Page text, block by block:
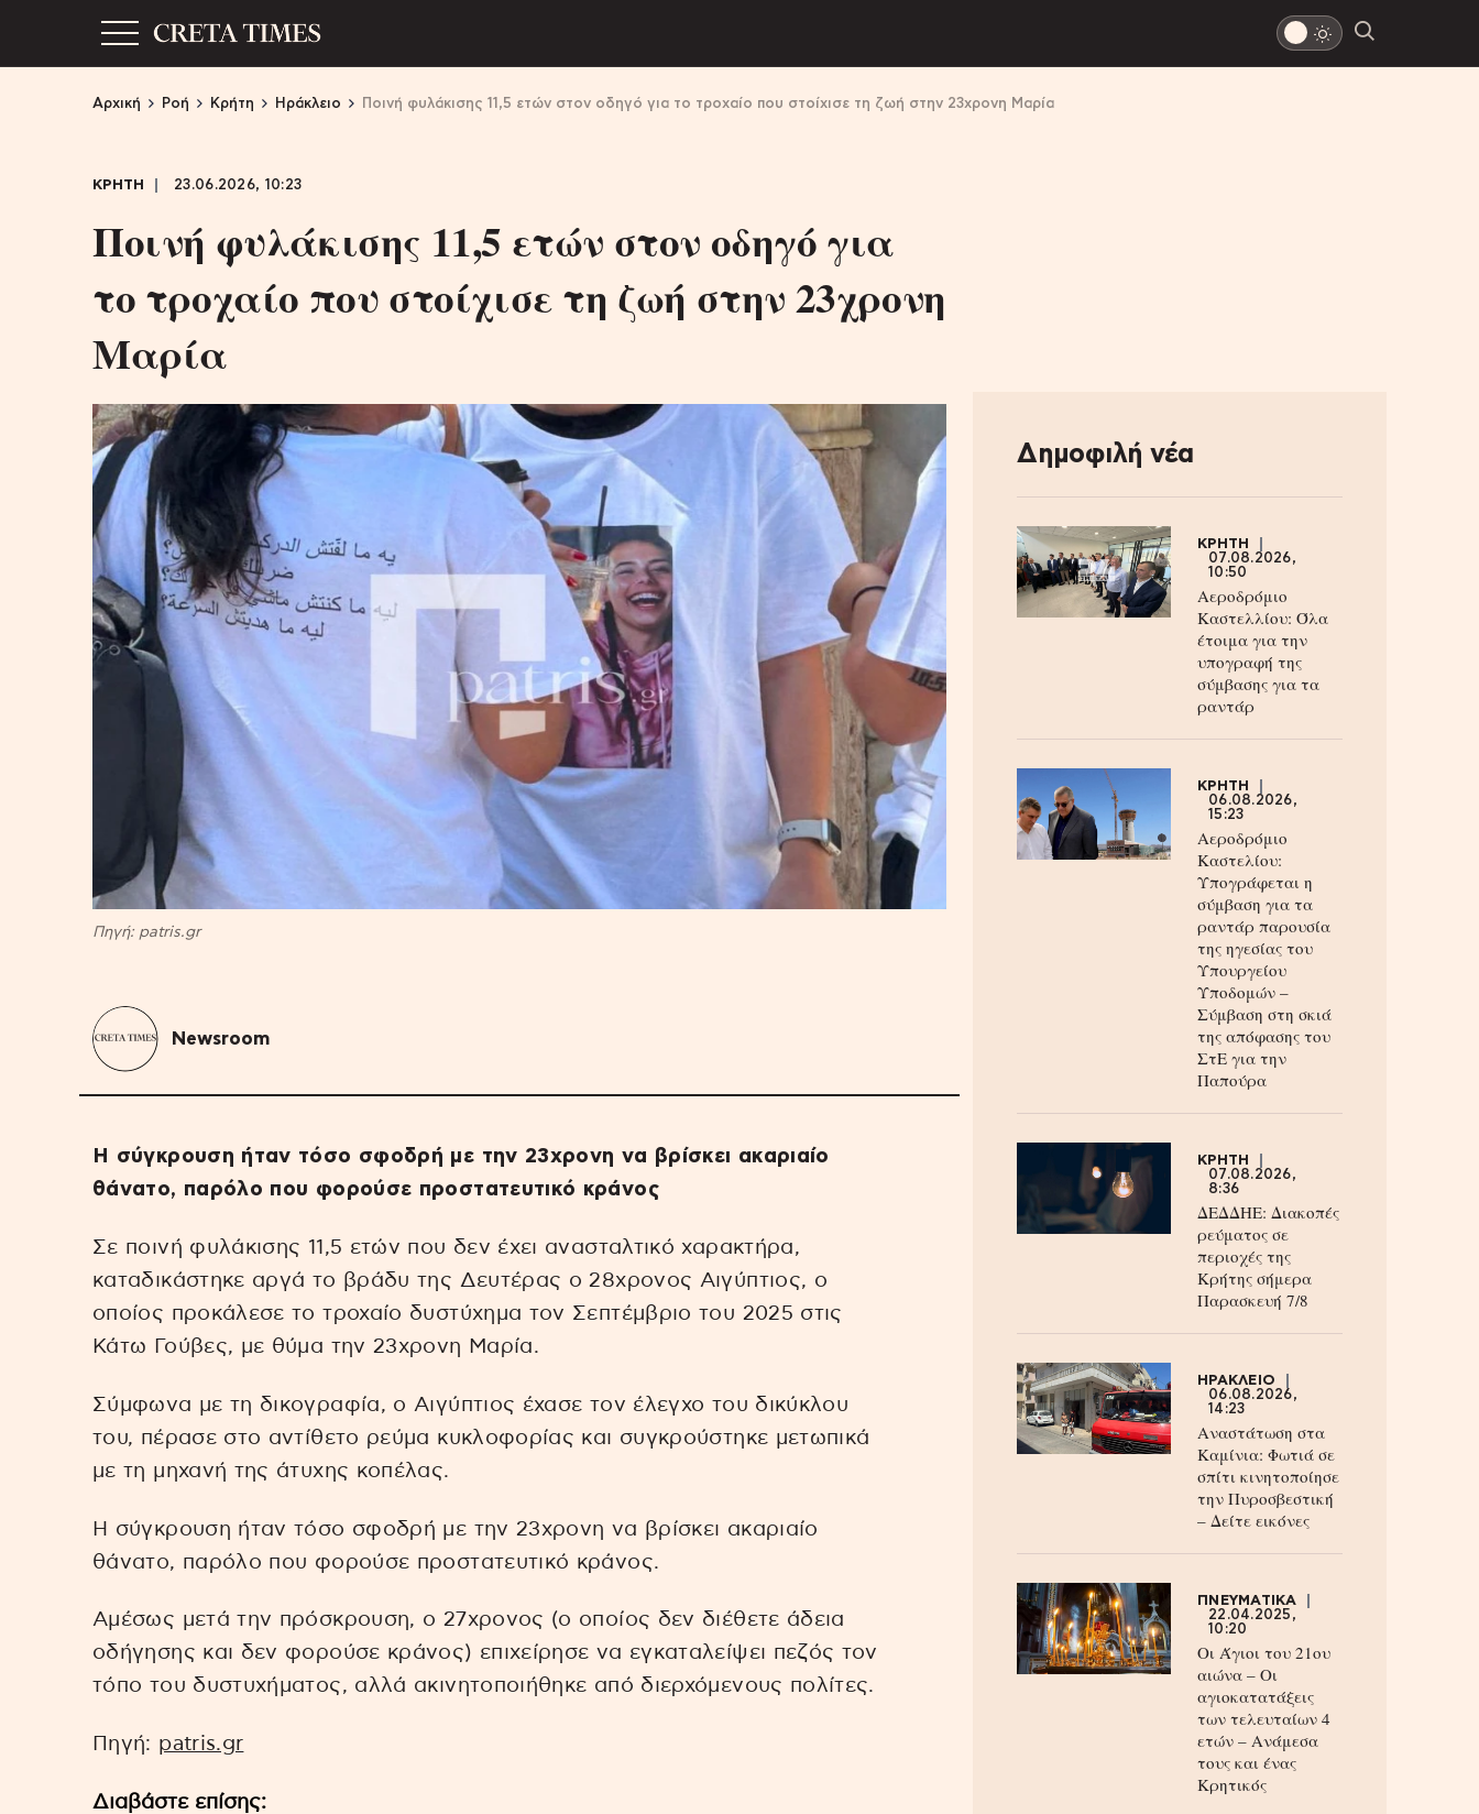
Αρχική Ροή Κρήτη Ηράκλειο Ποινή φυλάκισης 11,5 ετών στον οδηγό για το τροχαίο που στοίχισε τη ζωή στην 23χρονη Μαρία
ΚΡΗΤΗ 23.06.2026, 10:23
Ποινή φυλάκισης 11,5 ετών στον οδηγό για
το τροχαίο που στοίχισε τη ζωή στην 23χρονη
Μαρία
Πηγή: patris.gr
Newsroom
Η σύγκρουση ήταν τόσο σφοδρή με την 23χρονη να βρίσκει ακαριαίο
θάνατο, παρόλο που φορούσε προστατευτικό κράνος
Σε ποινή φυλάκισης 11,5 ετών που δεν έχει ανασταλτικό χαρακτήρα,
καταδικάστηκε αργά το βράδυ της Δευτέρας ο 28χρονος Αιγύπτιος, ο
οποίος προκάλεσε το τροχαίο δυστύχημα τον Σεπτέμβριο του 2025 στις
Κάτω Γούβες, με θύμα την 23χρονη Μαρία.
Σύμφωνα με τη δικογραφία, ο Αιγύπτιος έχασε τον έλεγχο του δικύκλου
του, πέρασε στο αντίθετο ρεύμα κυκλοφορίας και συγκρούστηκε μετωπικά
με τη μηχανή της άτυχης κοπέλας.
Η σύγκρουση ήταν τόσο σφοδρή με την 23χρονη να βρίσκει ακαριαίο
θάνατο, παρόλο που φορούσε προστατευτικό κράνος.
Αμέσως μετά την πρόσκρουση, ο 27χρονος (ο οποίος δεν διέθετε άδεια
οδήγησης και δεν φορούσε κράνος) επιχείρησε να εγκαταλείψει πεζός τον
τόπο του δυστυχήματος, αλλά ακινητοποιήθηκε από διερχόμενους πολίτες.
Πηγή: patris.gr
Διαβάστε επίσης:
Δημοφιλή νέα
ΚΡΗΤΗ
07.08.2026,
10:50
Αεροδρόμιο
Καστελλίου: Όλα
έτοιμα για την
υπογραφή της
σύμβασης για τα
ραντάρ
ΚΡΗΤΗ
06.08.2026,
15:23
Αεροδρόμιο
Καστελίου:
Υπογράφεται η
σύμβαση για τα
ραντάρ παρουσία
της ηγεσίας του
Υπουργείου
Υποδομών –
Σύμβαση στη σκιά
της απόφασης του
ΣτΕ για την
Παπούρα
ΚΡΗΤΗ
07.08.2026,
8:36
ΔΕΔΔΗΕ: Διακοπές
ρεύματος σε
περιοχές της
Κρήτης σήμερα
Παρασκευή 7/8
ΗΡΑΚΛΕΙΟ
06.08.2026,
14:23
Αναστάτωση στα
Καμίνια: Φωτιά σε
σπίτι κινητοποίησε
την Πυροσβεστική
– Δείτε εικόνες
ΠΝΕΥΜΑΤΙΚΑ
22.04.2025,
10:20
Οι Άγιοι του 21ου
αιώνα – Οι
αγιοκατατάξεις
των τελευταίων 4
ετών – Ανάμεσα
τους και ένας
Κρητικός